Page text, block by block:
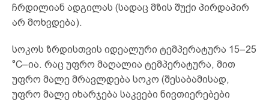
ჩრდილიან ადგილას (სადაც მზის შუქი პირდაპირ
არ მოხვდება).
სოკოს ზრდისთვის იდეალური ტემპერატურა 15–25
°C–ია. რაც უფრო მაღალია ტემპერატურა, მით
უფრო მალე მრავლდება სოკო (შესაბამისად,
უფრო მალე იხარჯება საკვები ნივთიერებები